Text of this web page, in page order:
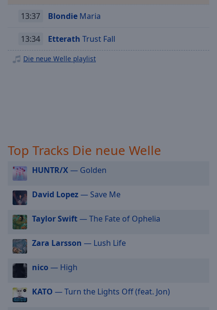
Picture
dialog
window.
Escape
and
close
window.
Text
Color
Opacity
13:37 Blondie Maria
13:34 Etterath Trust Fall
Die neue Welle playlist
Top Tracks Die neue Welle
HUNTR/X— Golden
David Lopez— Save Me
Taylor Swift— The Fate of Ophelia
Zara Larsson — Lush Life
nico — High
KATO — Turn the Lights Off (feat. Jon)